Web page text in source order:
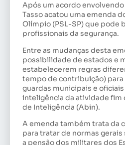
Após um acordo
Tasso acatou uma emenda
Olímpio (PSL-SP) que pode
profissionais da segurança.
Entre as mudanças desta
possibilidade de estados e
estabelecerem regras
tempo de contribuição)
guardas municipais e
inteligência da atividade fim
de Inteligência (Abin).
A emenda também trata da
para tratar de normas
a pensão dos militares dos